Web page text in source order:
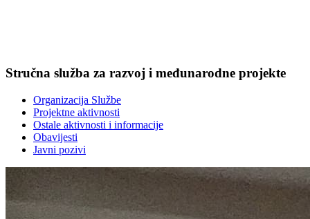
Stručna služba za razvoj i međunarodne projekte
Organizacija Službe
Projektne aktivnosti
Ostale aktivnosti i informacije
Obavijesti
Javni pozivi